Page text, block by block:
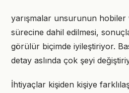
yarışmalar unsurunun hobiler
sürecine dahil edilmesi,
görülür biçimde iyileştiriyor.
detay aslında çok şeyi
İhtiyaçlar kişiden kişiye